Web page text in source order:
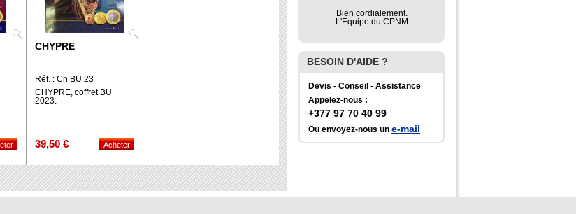
CHYPRE
Réf. : Ch BU 23
CHYPRE, coffret BU
2023.
39,50 €
Bien cordialement.
L'Equipe du CPNM
BESOIN D'AIDE ?
Devis - Conseil - Assistance
Appelez-nous :
+377 97 70 40 99
Ou envoyez-nous un e-mail